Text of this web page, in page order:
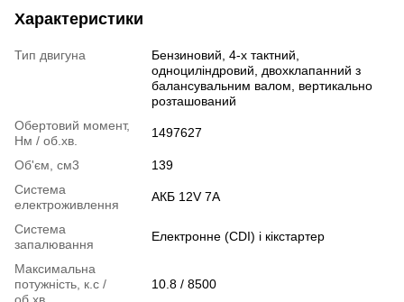
Характеристики
Тип двигуна
Бензиновий, 4-х тактний,
одноциліндровий, двохклапанний з
балансувальним валом, вертикально
розташований
Обертовий момент,
Нм / об.хв.
1497627
Об'єм, см3
139
Система
електроживлення
АКБ 12V 7A
Система
запалювання
Електронне (CDI) і кікстартер
Максимальна
потужність, к.с /
10.8 / 8500